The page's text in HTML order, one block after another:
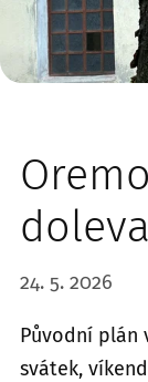
doleva
24. 5. 2026
Původní plán
svátek,